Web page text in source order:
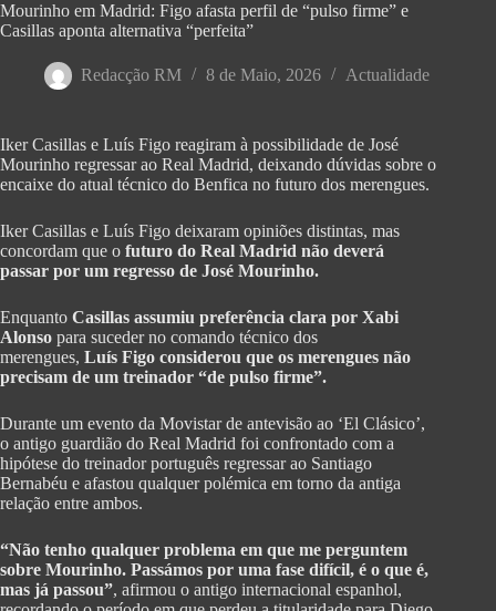
Mourinho em Madrid: Figo afasta perfil de “pulso firme” e
Casillas aponta alternativa “perfeita”
Redacção RM 8 de Maio, 2026 Actualidade
Iker Casillas e Luís Figo reagiram à possibilidade de José
Mourinho regressar ao Real Madrid, deixando dúvidas sobre o
encaixe do atual técnico do Benfica no futuro dos merengues.
Iker Casillas e Luís Figo deixaram opiniões distintas, mas
concordam que o futuro do Real Madrid não deverá
passar por um regresso de José Mourinho.
Enquanto Casillas assumiu preferência clara por Xabi
Alonso para suceder no comando técnico dos
merengues, Luís Figo considerou que os merengues não
precisam de um treinador “de pulso firme”.
Durante um evento da Movistar de antevisão ao ‘El Clásico’,
o antigo guardião do Real Madrid foi confrontado com a
hipótese do treinador português regressar ao Santiago
Bernabéu e afastou qualquer polémica em torno da antiga
relação entre ambos.
“Não tenho qualquer problema em que me perguntem
sobre Mourinho. Passámos por uma fase difícil, é o que é,
mas já passou”, afirmou o antigo internacional espanhol,